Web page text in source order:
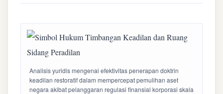
Analisis yuridis mengenai efektivitas penerapan doktrin
keadilan restoratif dalam mempercepat pemulihan aset
negara akibat pelanggaran regulasi finansial korporasi skala